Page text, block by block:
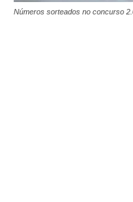
Números sorteados no concurso